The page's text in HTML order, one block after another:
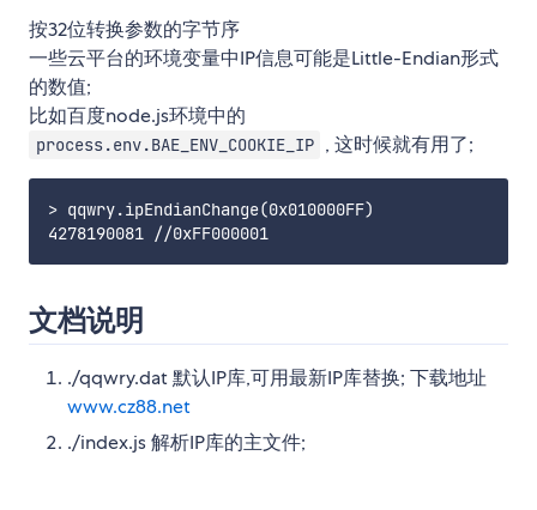
按32位转换参数的字节序
一些云平台的环境变量中IP信息可能是Little-Endian形式
的数值;
比如百度node.js环境中的
process.env.BAE_ENV_COOKIE_IP , 这时候就有用了;
> qqwry.ipEndianChange(0x010000FF)
文档说明
./qqwry.dat 默认IP库,可用最新IP库替换; 下载地址
www.cz88.net
./index.js 解析IP库的主文件;